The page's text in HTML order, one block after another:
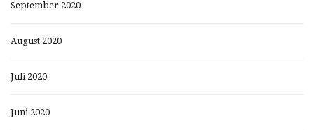
September 2020
August 2020
Juli 2020
Juni 2020